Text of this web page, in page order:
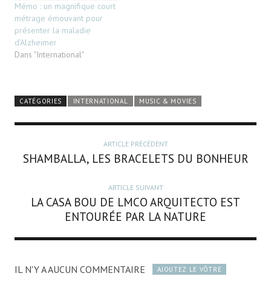
Mémo : un magnifique court
métrage émouvant pour
présenter la maladie
d’Alzheimer
Dans "International"
CATÉGORIES INTERNATIONAL MUSIC & MOVIES
ARTICLE PRÉCÉDENT
SHAMBALLA, LES BRACELETS DU BONHEUR
ARTICLE SUIVANT
LA CASA BOU DE LMCO ARQUITECTO EST
ENTOURÉE PAR LA NATURE
IL N'Y A AUCUN COMMENTAIRE AJOUTEZ LE VÔTRE